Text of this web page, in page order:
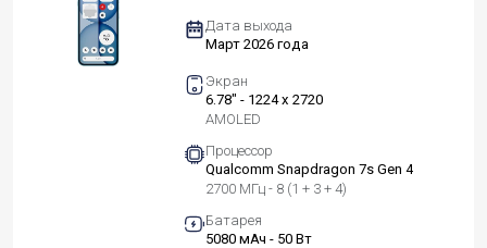
Дата выхода
Март 2026 года
Экран
6.78" - 1224 x 2720
AMOLED
Процессор
Qualcomm Snapdragon 7s Gen 4
2700 МГц - 8 (1 + 3 + 4)
Батарея
5080 мАч - 50 Вт